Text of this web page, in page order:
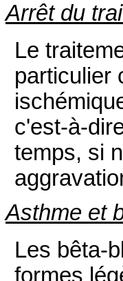
Arrêt du
Le
particulier
c'est-à-
temps, si
Asthme et
Les bêta-
formes